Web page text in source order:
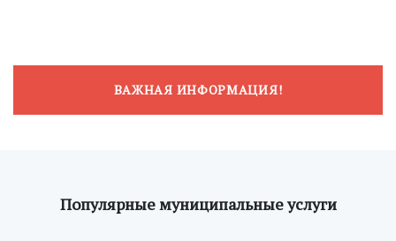
ВАЖНАЯ ИНФОРМАЦИЯ!
Популярные муниципальные услуги